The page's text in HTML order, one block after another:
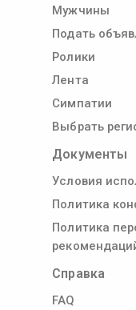
Мужчины
Подать
Ролики
Лента
Симпатии
Выбрать
Документы
Условия
Политика
Политика
Справка
FAQ